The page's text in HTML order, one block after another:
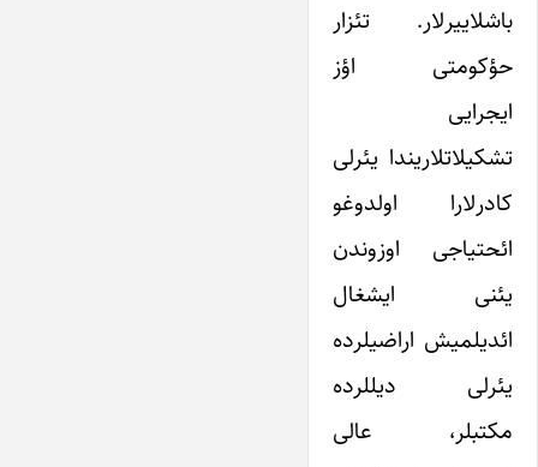
باشلاییرلار. تئزار
حؤکومتی اؤز
ایجرایی
تشکیلاتلاریندا یئرلی
کادرلارا اولدوغو
ائحتیاجی اوزوندن
یئنی ایشغال
ائدیلمیش اراضیلرده
یئرلی دیللرده
مکتبلر، عالی